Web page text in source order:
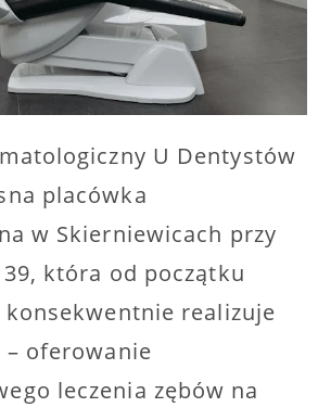
U Dentystów
placówka
w Skierniewicach przy
która od początku
konsekwentnie realizuje
oferowanie
leczenia zębów na